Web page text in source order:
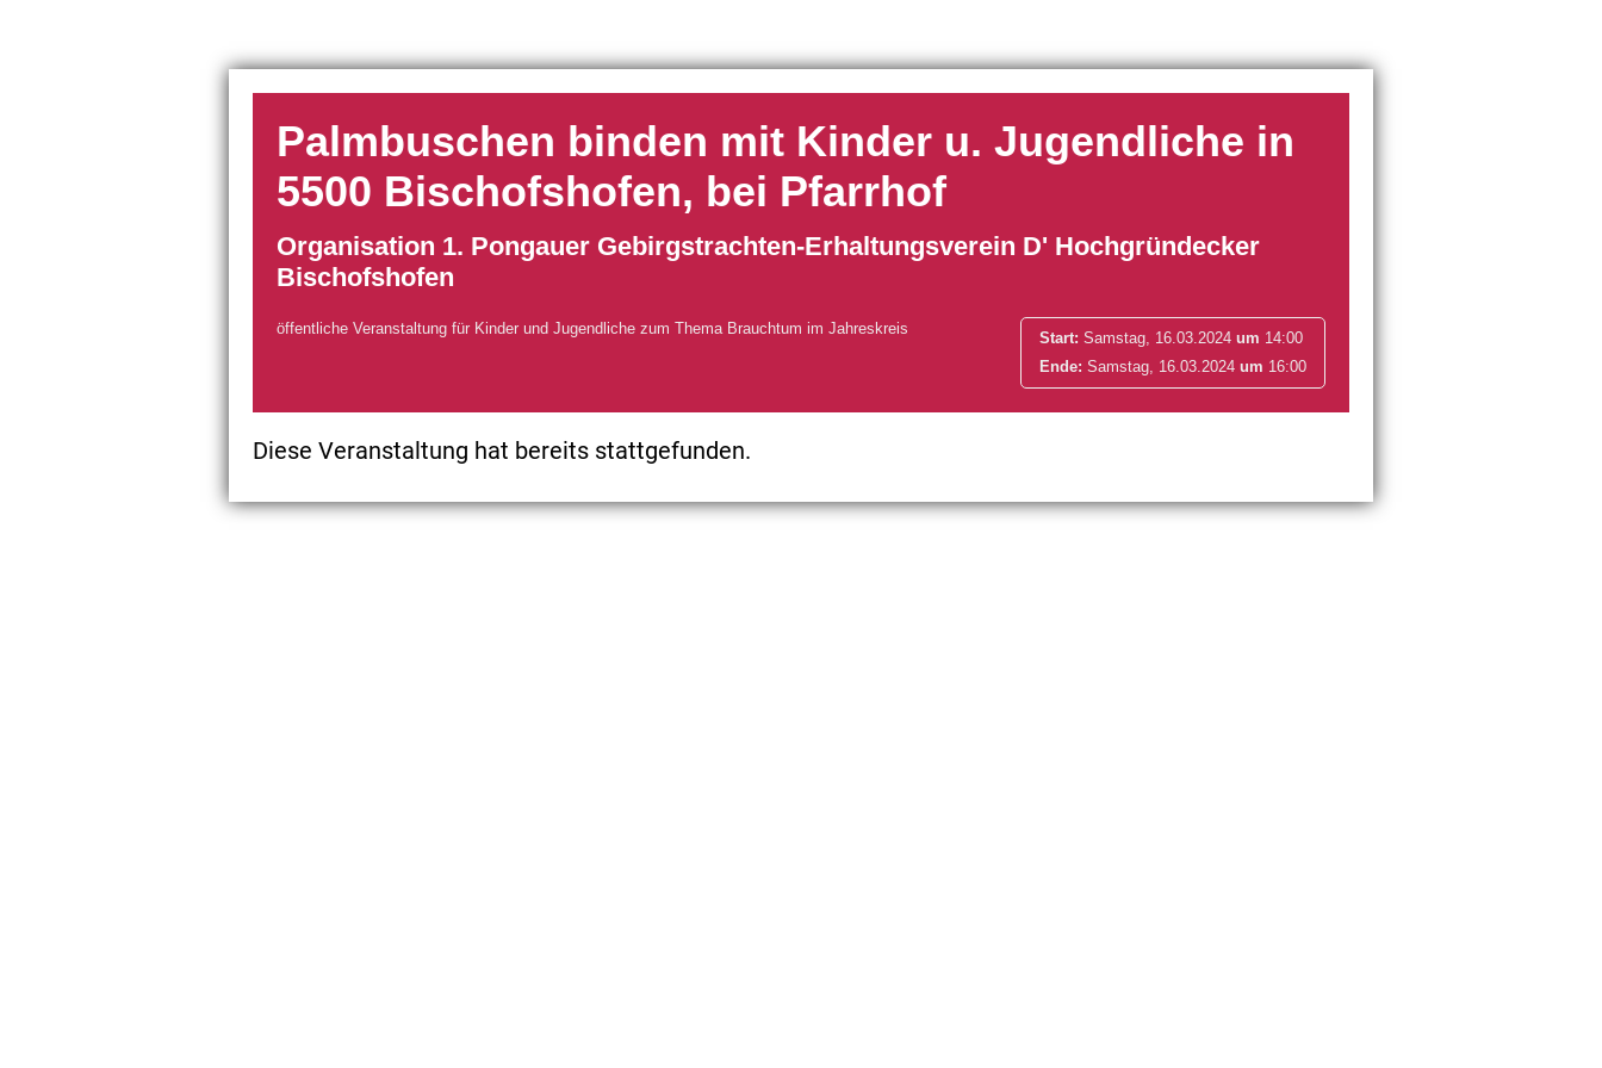
Palmbuschen binden mit Kinder u. Jugendliche in
5500 Bischofshofen, bei Pfarrhof
Organisation 1. Pongauer Gebirgstrachten-Erhaltungsverein D' Hochgründecker
Bischofshofen
öffentliche Veranstaltung für Kinder und Jugendliche zum Thema Brauchtum im Jahreskreis
Start: Samstag, 16.03.2024 um 14:00
Ende: Samstag, 16.03.2024 um 16:00
Diese Veranstaltung hat bereits stattgefunden.